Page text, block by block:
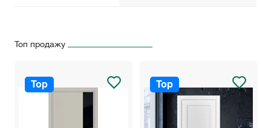
Топ продажу
Top Top